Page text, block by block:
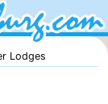
Lodges